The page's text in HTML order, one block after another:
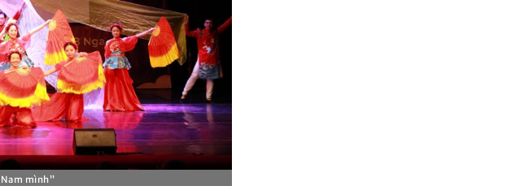
mình”